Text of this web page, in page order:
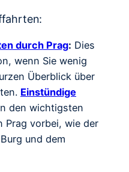
durch Prag: Dies
wenn Sie wenig
Überblick über
Einstündige
den wichtigsten
Prag vorbei, wie der
und dem